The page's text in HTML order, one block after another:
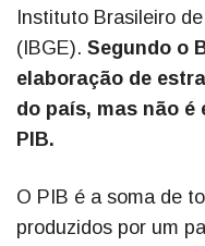
Instituto Brasileiro
(IBGE). Segundo o
elaboração de
do país, mas não é
PIB.
O PIB é a soma de
produzidos por um